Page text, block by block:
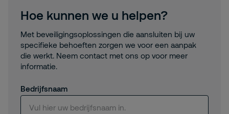
Hoe kunnen we u helpen?
Met beveiligingsoplossingen die aansluiten bij uw
specifieke behoeften zorgen we voor een aanpak
die werkt. Neem contact met ons op voor meer
informatie.
Bedrijfsnaam